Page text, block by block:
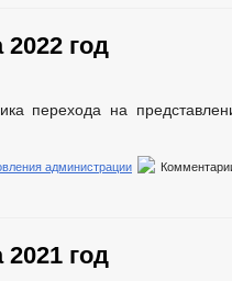
год
перехода на
администрации
год